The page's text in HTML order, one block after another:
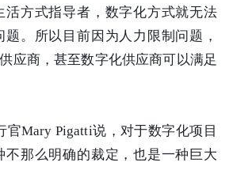
活方式指导者，数字化方式就无法
。所以目前因为人力限制问题，
应商，甚至数字化供应商可以满足
官Mary Pigatti说，对于数字化项目
不那么明确的裁定，也是一种巨大